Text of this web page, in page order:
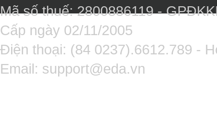
Mã số thuế: 2800886119 -
Cấp ngày 02/11/2005
Điện thoại: (84 0237).6612.789 -
Email: support@eda.vn